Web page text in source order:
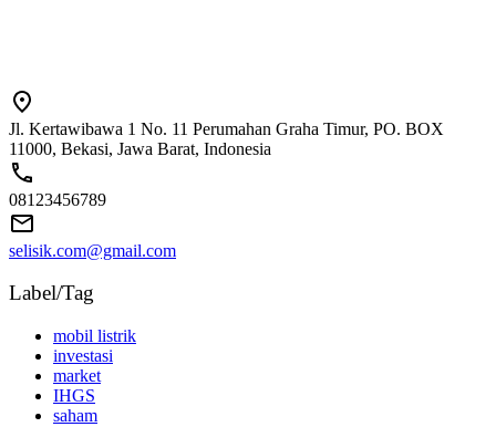
Jl. Kertawibawa 1 No. 11 Perumahan Graha Timur, PO. BOX
11000, Bekasi, Jawa Barat, Indonesia
08123456789
selisik.com@gmail.com
Label/Tag
mobil listrik
investasi
market
IHGS
saham